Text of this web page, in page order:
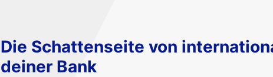
Die Schattenseite von
deiner Bank